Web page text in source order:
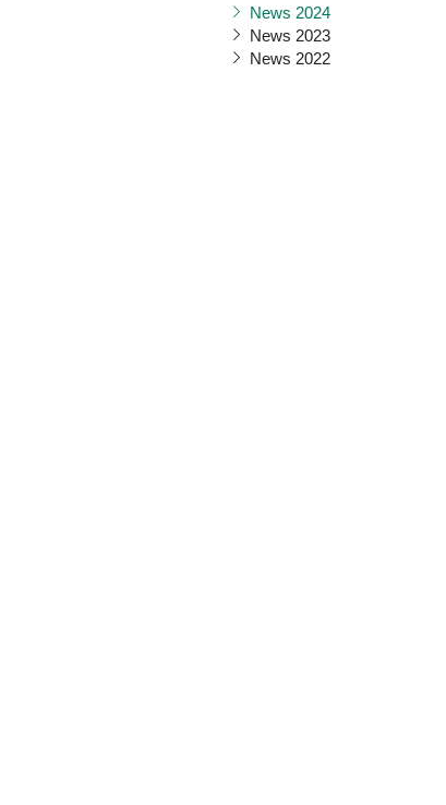
News 2024
News 2023
News 2022